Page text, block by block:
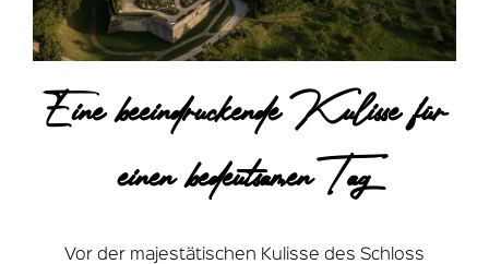
Eine beeindruckende Kulisse für
einen bedeutsamen Tag
Vor der majestätischen Kulisse des Schloss